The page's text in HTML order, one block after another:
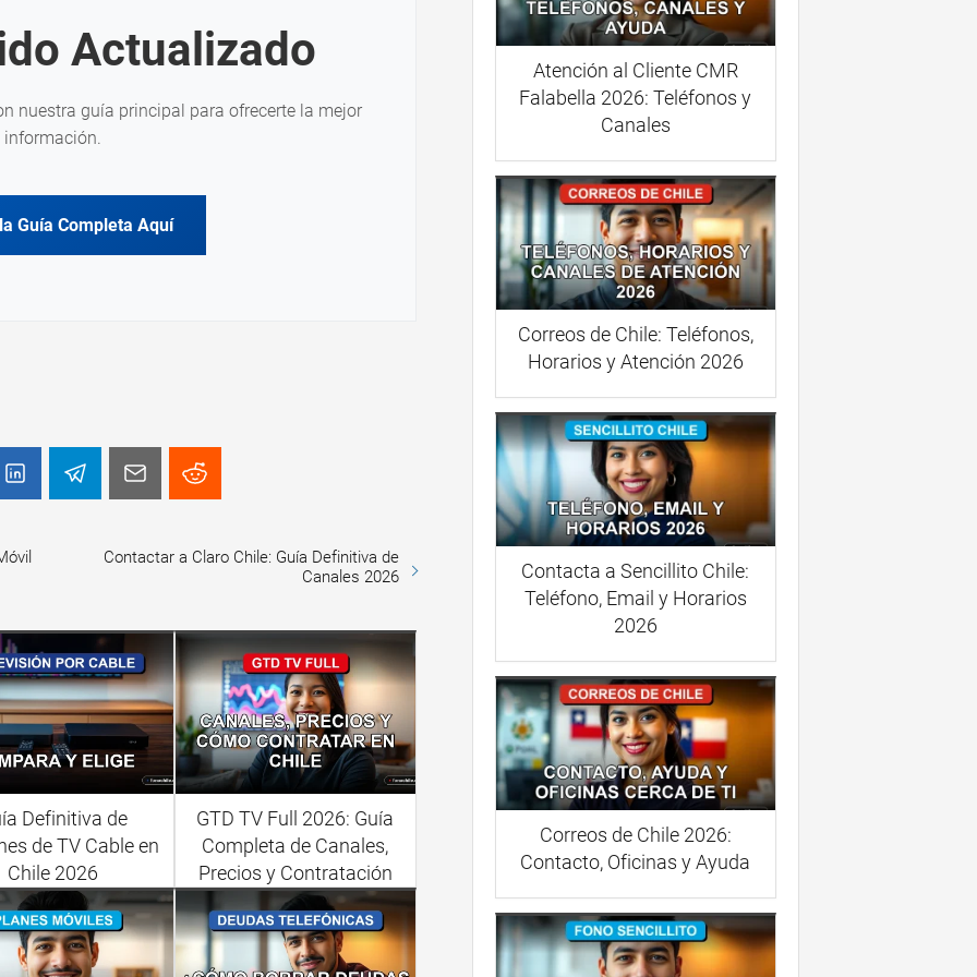
Actualizado
nuestra guía principal para ofrecerte la mejor
información.
Guía Completa Aquí
Contactar a Claro Chile: Guía Definitiva de
Canales 2026
Definitiva de
de TV Cable en
Chile 2026
GTD TV Full 2026: Guía
Completa de Canales,
Precios y Contratación
Atención al Cliente CMR
Falabella 2026: Teléfonos y
Canales
Correos de Chile: Teléfonos,
Horarios y Atención 2026
Contacta a Sencillito Chile:
Teléfono, Email y Horarios
2026
Correos de Chile 2026:
Contacto, Oficinas y Ayuda